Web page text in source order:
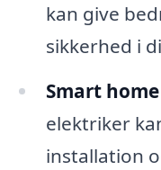
kan give
sikkerhed i
Smart
elektriker
installation